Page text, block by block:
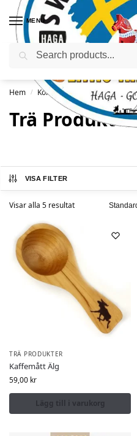
MENU
Hem / Köksartiklar Trä Produkter
Trä Produkter
VISA FILTER
Visar alla 5 resultat
TRÄ PRODUKTER
Kaffemått Älg
59,00 kr
Lägg till i varukorg